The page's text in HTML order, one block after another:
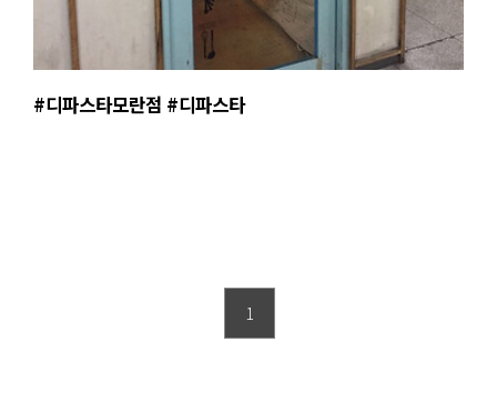
#디파스타모란점 #디파스타
1